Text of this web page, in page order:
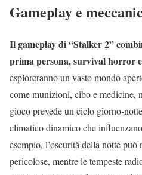
Gameplay e
Il gameplay di “Stalker 2”
prima persona, survival horror
esploreranno un vasto mondo
come munizioni, cibo e medicine,
gioco prevede un ciclo giorno-
climatico dinamico che
esempio, l’oscurità della notte
pericolose, mentre le tempeste